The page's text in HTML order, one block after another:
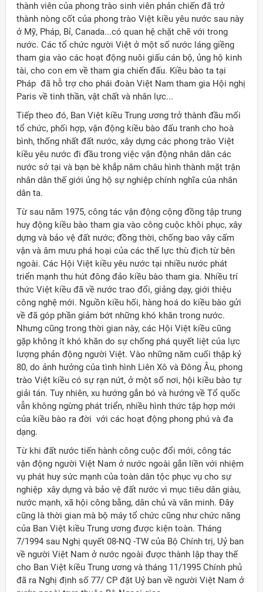
thành viên của phong trào sinh viên phản chiến đã trở
thành nòng cốt của phong trào Việt kiều yêu nước sau này
ở Mỹ, Pháp, Bỉ, Canada...có quan hệ chặt chẽ với trong
nước. Các tổ chức người Việt ở một số nước láng giềng
tham gia vào các hoạt động nuôi giấu cán bộ, ủng hộ kinh
tài, cho con em về tham gia chiến đấu. Kiều bào ta tại
Pháp đã hỗ trợ cho phái đoàn Việt Nam tham gia Hội nghị
Paris về tinh thần, vật chất và nhân lực...
Tiếp theo đó, Ban Việt kiều Trung ương trở thành đầu mối
tổ chức, phối hợp, vận động kiều bào đấu tranh cho hoà
bình, thống nhất đất nước, xây dựng các phong trào Việt
kiều yêu nước đi đầu trong việc vận động nhân dân các
nước sở tại và bạn bè khắp năm châu hình thành mặt trận
nhân dân thế giới ủng hộ sự nghiệp chính nghĩa của nhân
dân ta.
Từ sau năm 1975, công tác vận động cộng đồng tập trung
huy động kiều bào tham gia vào công cuộc khôi phục, xây
dựng và bảo vệ đất nước; đồng thời, chống bao vây cấm
vận và âm mưu phá hoại của các thế lực thù địch từ bên
ngoài. Các Hội Việt kiều yêu nước tại nhiều nước phát
triển mạnh thu hút đông đảo kiều bào tham gia. Nhiều trí
thức Việt kiều đã về nước trao đổi, giảng dạy, giới thiệu
công nghệ mới. Nguồn kiều hối, hàng hoá do kiều bào gửi
về đã góp phần giảm bớt những khó khăn trong nước.
Nhưng cũng trong thời gian này, các Hội Việt kiều cũng
gặp không ít khó khăn do sự chống phá quyết liệt của lực
lượng phản động người Việt. Vào những năm cuối thập kỷ
80, do ảnh hưởng của tình hình Liên Xô và Đông Âu, phong
trào Việt kiều có sự rạn nứt, ở một số nơi, hội kiều bào tự
giải tán. Tuy nhiên, xu hướng gắn bó và hướng về Tổ quốc
vẫn không ngừng phát triển, nhiều hình thức tập hợp mới
của kiều bào ra đời với các hoạt động phong phú và đa
dạng.
Từ khi đất nước tiến hành công cuộc đổi mới, công tác
vận động người Việt Nam ở nước ngoài gắn liền với nhiệm
vụ phát huy sức mạnh của toàn dân tộc phục vụ cho sự
nghiệp xây dựng và bảo vệ đất nước vì mục tiêu dân giàu,
nước mạnh, xã hội công bằng, dân chủ và văn minh. Đây
cũng là thời gian mà bộ máy tổ chức cũng như chức năng
của Ban Việt kiều Trung ương được kiện toàn. Tháng
7/1994 sau Nghị quyết 08-NQ -TW của Bộ Chính trị, Uỷ ban
về người Việt Nam ở nước ngoài được thành lập thay thế
cho Ban Việt kiều Trung ương và tháng 11/1995 Chính phủ
đã ra Nghị định số 77/ CP đặt Uỷ ban về người Việt Nam ở